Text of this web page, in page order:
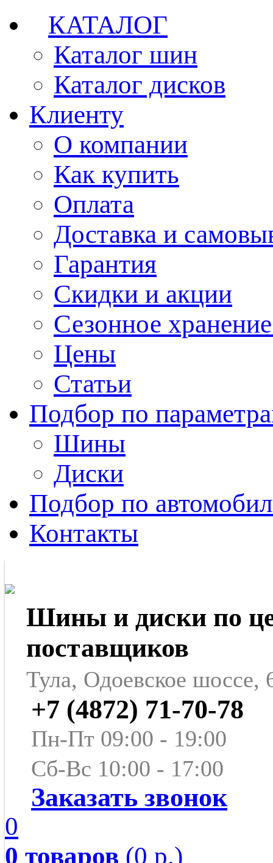
КАТАЛОГ
Каталог шин
Каталог дисков
Клиенту
О компании
Как купить
Оплата
Доставка и
Гарантия
Скидки и акции
Сезонное
Цены
Статьи
Подбор по
Шины
Диски
Подбор по
Контакты
Шины и диски по
поставщиков
Тула, Одоевское шоссе,
+7 (4872) 71-70-78
Пн-Пт 09:00 - 19:00
Сб-Вс 10:00 - 17:00
Заказать звонок
0
0 товаров (0 р.)